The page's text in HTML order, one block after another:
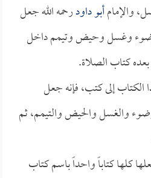
والإمامأبو داودرحمه الله جعل
وضوء وغسل وحيض وتيمم داخل
كتاب الصلاة.
الكتاب إلى كتب، فإنه جعل
والغسل والحيض والتيمم، ثم
كلها كتاباً واحداً باسم كتاب